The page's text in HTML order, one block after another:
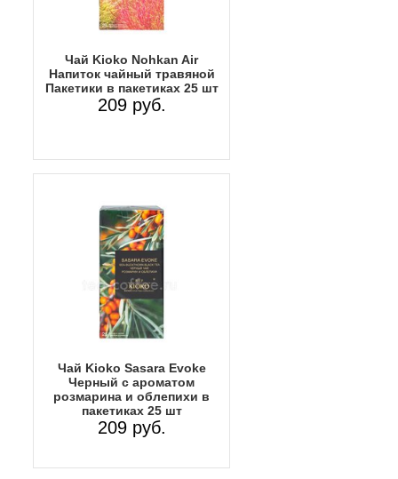
Чай Kioko Nohkan Air
Напиток чайный травяной
Пакетики в пакетиках 25 шт
209 руб.
Чай Kioko Sasara Evoke
Черный с ароматом
розмарина и облепихи в
пакетиках 25 шт
209 руб.